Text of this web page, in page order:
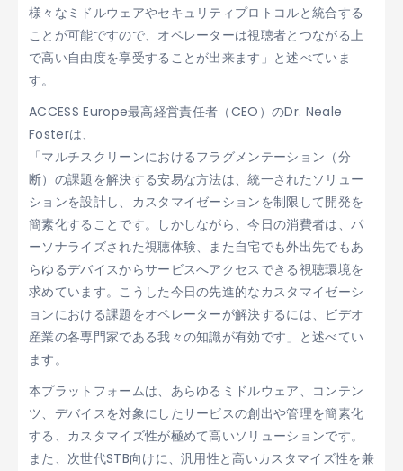
様々なミドルウェアやセキュリティプロトコルと統合する
ことが可能ですので、オペレーターは視聴者とつながる上
で高い自由度を享受することが出来ます」と述べていま
す。
ACCESS Europe最高経営責任者（CEO）のDr. Neale
Fosterは、
「マルチスクリーンにおけるフラグメンテーション（分
断）の課題を解決する安易な方法は、統一されたソリュー
ションを設計し、カスタマイゼーションを制限して開発を
簡素化することです。しかしながら、今日の消費者は、パ
ーソナライズされた視聴体験、また自宅でも外出先でもあ
らゆるデバイスからサービスへアクセスできる視聴環境を
求めています。こうした今日の先進的なカスタマイゼーシ
ョンにおける課題をオペレーターが解決するには、ビデオ
産業の各専門家である我々の知識が有効です」と述べてい
ます。
本プラットフォームは、あらゆるミドルウェア、コンテン
ツ、デバイスを対象にしたサービスの創出や管理を簡素化
する、カスタマイズ性が極めて高いソリューションです。
また、次世代STB向けに、汎用性と高いカスタマイズ性を兼